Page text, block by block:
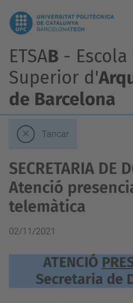
ETSAB - Escola
Superior d'
de Barcelona
Tancar
SECRETARIA DE
Atenció
telemàtica
02/11/2021
ATENCIÓ
Secretaria de